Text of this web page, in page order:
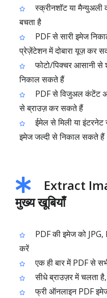
स्क्रीनशॉट या
बचता है
PDF से सारी इमेज
प्रेज़ेंटेशन में दोबारा यूज़ कर
फोटो/पिक्चर आसानी से
निकाल सकते हैं
PDF से विजुअल कंटेंट
से ब्राउज़ कर सकते हैं
ईमेल से मिली या
इमेज जल्दी से निकाल सकते हैं
Extract
मुख्य खूबियाँ
PDF की इमेज को JPG,
करें
एक ही बार में PDF से
सीधे ब्राउज़र में चलता
फ्री ऑनलाइन PDF